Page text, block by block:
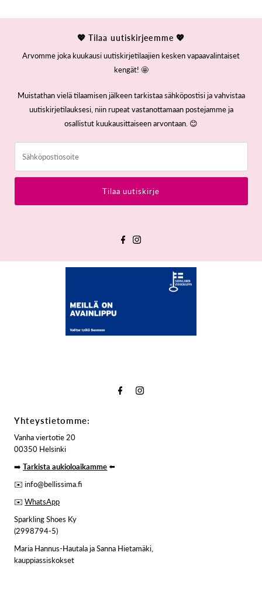
💖 Tilaa uutiskirjeemme 💖
Arvomme joka kuukausi uutiskirjetilaajien kesken vapaavalintaiset
kengät! 🤩
Muistathan vielä tilaamisen jälkeen tarkistaa sähköpostisi ja vahvistaa
uutiskirjetilauksesi, niin rupeat vastanottamaan postejamme ja
osallistut kuukausittaiseen arvontaan. 😊
Tilaa uutiskirje
Yhteystietomme:
Vanha viertotie 20
00350 Helsinki
➡️Tarkista aukioloaikamme⬅️
✉️ info@bellissima.fi
✉️WhatsApp
Sparkling Shoes Ky
(2998794-5)
Maria Hannus-Hautala ja Sanna Hietamäki,
kauppiassiskokset